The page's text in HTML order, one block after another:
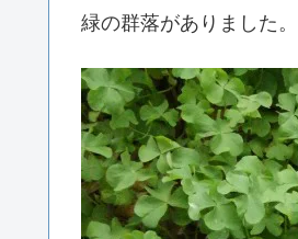
緑の群落がありました。